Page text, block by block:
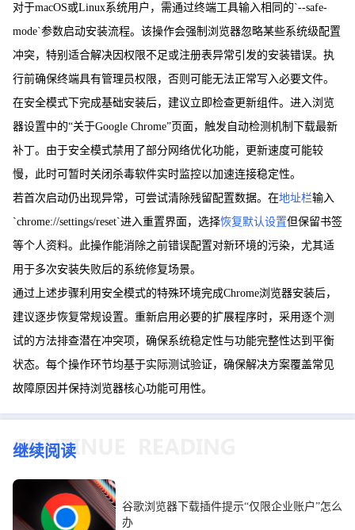
对于macOS或Linux系统用户，需通过终端工具输入相同的`--safe-
mode`参数启动安装流程。该操作会强制浏览器忽略某些系统级配置
冲突，特别适合解决因权限不足或注册表异常引发的安装错误。执
行前确保终端具有管理员权限，否则可能无法正常写入必要文件。
在安全模式下完成基础安装后，建议立即检查更新组件。进入浏览
器设置中的“关于Google Chrome”页面，触发自动检测机制下载最新
补丁。由于安全模式禁用了部分网络优化功能，更新速度可能较
慢，此时可暂时关闭杀毒软件实时监控以加速连接稳定性。
若首次启动仍出现异常，可尝试清除残留配置数据。在地址栏输入
`chrome://settings/reset`进入重置界面，选择恢复默认设置但保留书签
等个人资料。此操作能消除之前错误配置对新环境的污染，尤其适
用于多次安装失败后的系统修复场景。
通过上述步骤利用安全模式的特殊环境完成Chrome浏览器安装后，
建议逐步恢复常规设置。重新启用必要的扩展程序时，采用逐个测
试的方法排查潜在冲突项，确保系统稳定性与功能完整性达到平衡
状态。每个操作环节均基于实际测试验证，确保解决方案覆盖常见
故障原因并保持浏览器核心功能可用性。
继续阅读
谷歌浏览器下载插件提示“仅限企业账户”怎么
办